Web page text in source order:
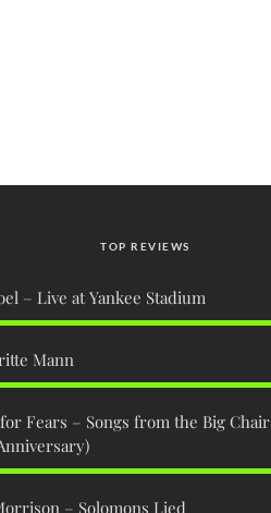
TOP REVIEWS
– Live at Yankee Stadium
Mann
Fears – Songs from the Big Chair
– Solomons Lied